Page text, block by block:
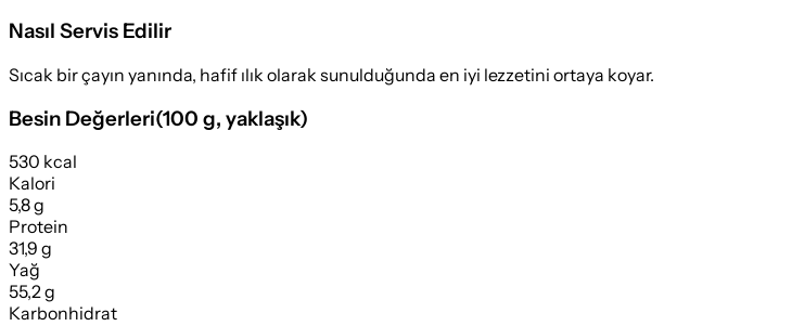
Nasıl Servis Edilir
Sıcak bir çayın yanında, hafif ılık olarak sunulduğunda en iyi lezzetini ortaya koyar.
Besin Değerleri(100 g, yaklaşık)
530 kcal
Kalori
5,8 g
Protein
31,9 g
Yağ
55,2 g
Karbonhidrat